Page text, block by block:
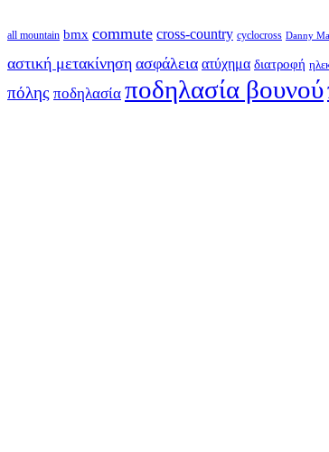
all mountain bmx commute cross-country cyclocross Danny
αστική μετακίνηση ασφάλεια ατύχημα διατροφή
πόλης ποδηλασία ποδηλασία βουνού